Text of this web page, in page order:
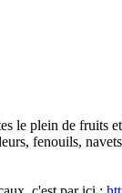
le plein de fruits
fenouils,